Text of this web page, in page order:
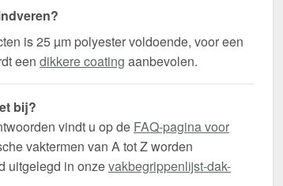
is 25 µm polyester voldoende, voor een
een dikkere coating aanbevolen.
bij?
vindt u op de FAQ-pagina voor
vaktermen van A tot Z worden
uitgelegd in onzevakbegrippenlijst-dak-